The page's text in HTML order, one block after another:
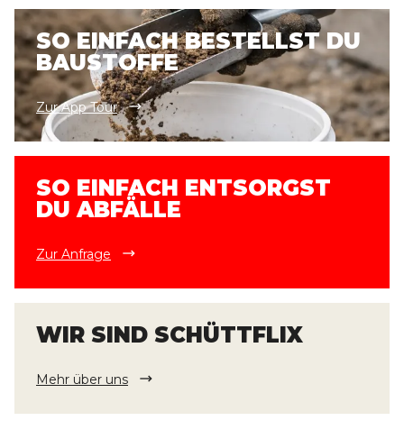
SO EINFACH BESTELLST DU
BAUSTOFFE
Zur App Tour
SO EINFACH ENTSORGST
DU ABFÄLLE
Zur Anfrage
WIR SIND SCHÜTTFLIX
Mehr über uns